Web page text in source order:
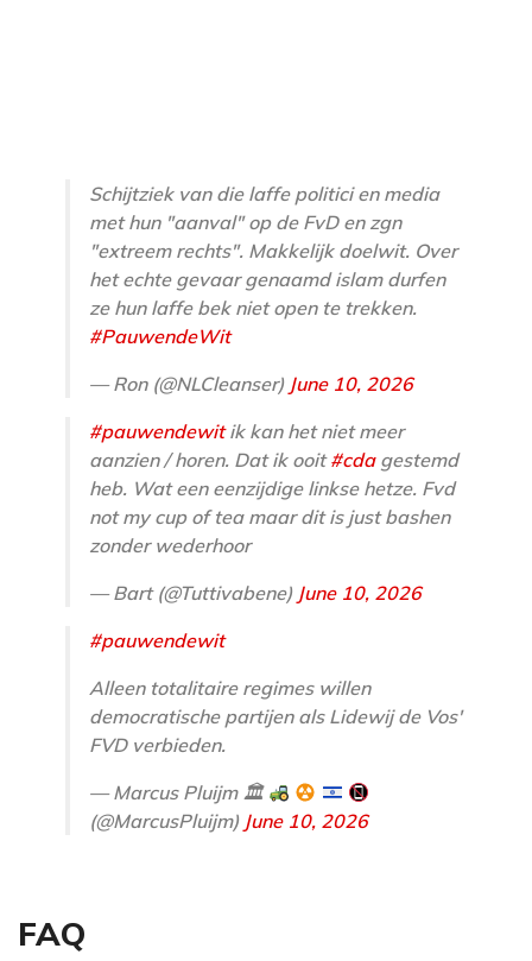
Schijtziek van die laffe politici en media
met hun "aanval" op de FvD en zgn
"extreem rechts". Makkelijk doelwit. Over
het echte gevaar genaamd islam durfen
ze hun laffe bek niet open te trekken.
#PauwendeWit
— Ron (@NLCleanser) June 10, 2026
#pauwendewitik kan het niet meer
aanzien / horen. Dat ik ooit#cdagestemd
heb. Wat een eenzijdige linkse hetze. Fvd
not my cup of tea maar dit is just bashen
zonder wederhoor
— Bart (@Tuttivabene) June 10, 2026
#pauwendewit
Alleen totalitaire regimes willen
democratische partijen als Lidewij de Vos'
FVD verbieden.
— Marcus Pluijm 🏛
(@MarcusPluijm) June 10, 2026
FAQ